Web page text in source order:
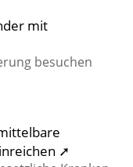
mit
besuchen
➚